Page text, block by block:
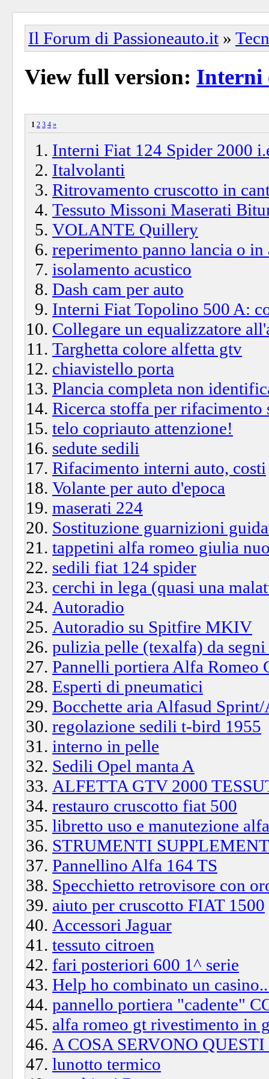
Il Forum di Passioneauto.it »
View full version: Interni
1 2 3 4 »
Interni Fiat 124 Spider 2000
Italvolanti
Ritrovamento cruscotto in
Tessuto Missoni Maserati
VOLANTE Quillery
reperimento panno lancia o
isolamento acustico
Dash cam per auto
Interni Fiat Topolino 500 A:
Collegare un equalizzatore
Targhetta colore alfetta gtv
chiavistello porta
Plancia completa non
Ricerca stoffa per
telo copriauto attenzione!
sedute sedili
Rifacimento interni auto, costi
Volante per auto d'epoca
maserati 224
Sostituzione guarnizioni
tappetini alfa romeo giulia
sedili fiat 124 spider
cerchi in lega (quasi una
Autoradio
Autoradio su Spitfire MKIV
pulizia pelle (texalfa) da
Pannelli portiera Alfa Romeo
Esperti di pneumatici
Bocchette aria Alfasud
regolazione sedili t-bird 1955
interno in pelle
Sedili Opel manta A
ALFETTA GTV 2000
restauro cruscotto fiat 500
libretto uso e manutezione
STRUMENTI
Pannellino Alfa 164 TS
Specchietto retrovisore con
aiuto per cruscotto FIAT 1500
Accessori Jaguar
tessuto citroen
fari posteriori 600 1^ serie
Help ho combinato un
pannello portiera "cadente"
alfa romeo gt rivestimento in
A COSA SERVONO
lunotto termico